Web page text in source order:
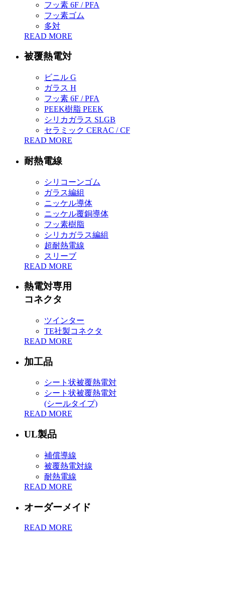
フッ素 6F / PFA
フッ素ゴム
多対
READ MORE
被覆熱電対
ビニル G
ガラス H
フッ素 6F / PFA
PEEK樹脂 PEEK
シリカガラス SLGB
セラミック CERAC / CF
READ MORE
耐熱電線
シリコーンゴム
ガラス編組
ニッケル導体
ニッケル覆銅導体
フッ素樹脂
シリカガラス編組
超耐熱電線
スリーブ
READ MORE
熱電対専用
コネクタ
ツインター
TE社製コネクタ
READ MORE
加工品
シート状被覆熱電対
シート状被覆熱電対
(シールタイプ)
READ MORE
UL製品
補償導線
被覆熱電対線
耐熱電線
READ MORE
オーダーメイド
READ MORE